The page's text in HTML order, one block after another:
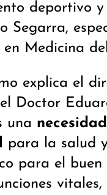
deportivo
Segarra,
en Medicina
explica el
Doctor
una
para la salud
para el buen